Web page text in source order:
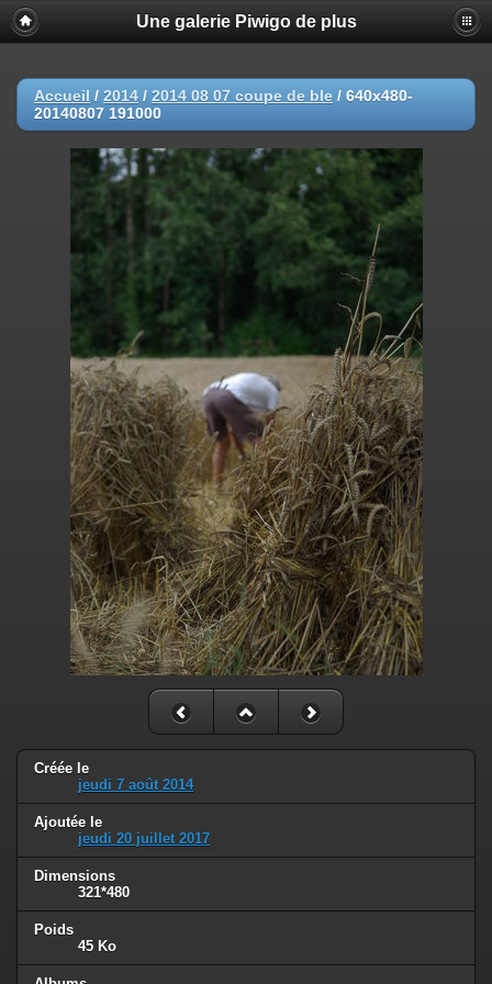
Une galerie Piwigo de plus
Accueil / 2014 / 2014 08 07 coupe de ble / 640x480-
20140807 191000
Créée le
jeudi 7 août 2014
Ajoutée le
jeudi 20 juillet 2017
Dimensions
321*480
Poids
45 Ko